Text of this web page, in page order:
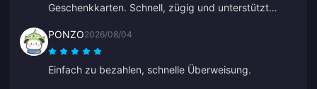
Geschenkkarten. Schnell, zügig und unterstützt
Seiten ausprobiert, aber BitTopup ist die beste.
Macht weiter so!
PONZO2026/08/04
Einfach zu bezahlen, schnelle Überweisung.